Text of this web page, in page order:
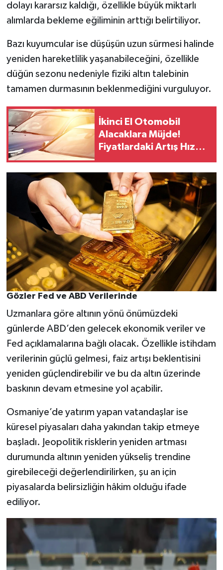
dolayı kararsız kaldığı, özellikle büyük miktarlı
alımlarda bekleme eğiliminin arttığı belirtiliyor.
Bazı kuyumcular ise düşüşün uzun sürmesi halinde
yeniden hareketlilik yaşanabileceğini, özellikle
düğün sezonu nedeniyle fiziki altın talebinin
tamamen durmasının beklenmediğini vurguluyor.
İkinci El Otomobil
Alacaklara Müjde!
Fiyatlardaki Artış Hız
Gözler Fed ve ABD Verilerinde
Uzmanlara göre altının yönü önümüzdeki
günlerde ABD’den gelecek ekonomik veriler ve
Fed açıklamalarına bağlı olacak. Özellikle istihdam
verilerinin güçlü gelmesi, faiz artışı beklentisini
yeniden güçlendirebilir ve bu da altın üzerinde
baskının devam etmesine yol açabilir.
Osmaniye’de yatırım yapan vatandaşlar ise
küresel piyasaları daha yakından takip etmeye
başladı. Jeopolitik risklerin yeniden artması
durumunda altının yeniden yükseliş trendine
girebileceği değerlendirilirken, şu an için
piyasalarda belirsizliğin hâkim olduğu ifade
ediliyor.